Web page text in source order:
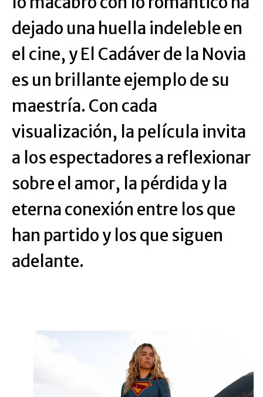
dejado una huella indeleble en
el cine, y El Cadáver de la Novia
es un brillante ejemplo de su
maestría. Con cada
visualización, la película invita
a los espectadores a reflexionar
sobre el amor, la pérdida y la
eterna conexión entre los que
han partido y los que siguen
adelante.